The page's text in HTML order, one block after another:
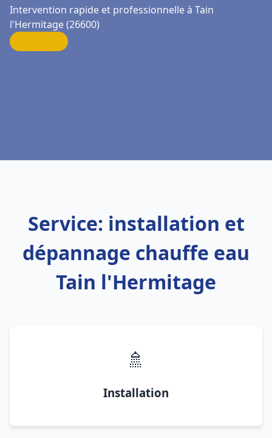
Intervention rapide et professionnelle à Tain
l'Hermitage (26600)
Service: installation et
dépannage chauffe eau
Tain l'Hermitage
🚿
Installation